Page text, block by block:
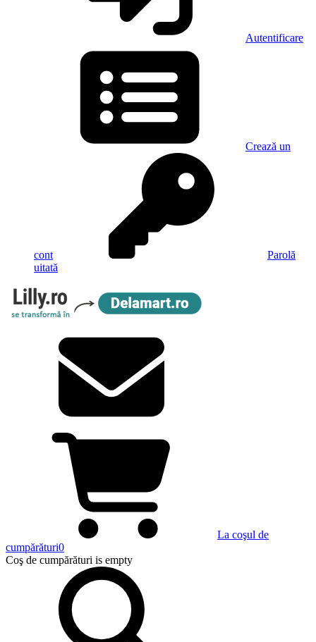
Autentificare
Crează un
cont
Parolă
uitată
La coşul de
cumpărături0
Coş de cumpărături is empty